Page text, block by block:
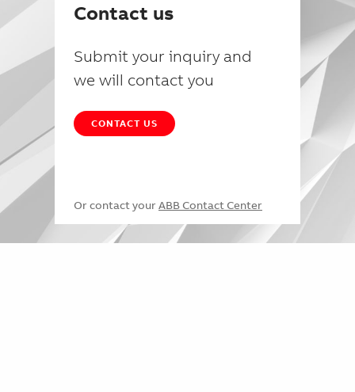
Contact us
Submit your inquiry and
we will contact you
CONTACT US
Or contact your ABB Contact Center